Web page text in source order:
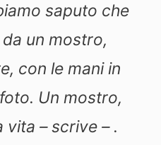
saputo che
un mostro,
con le mani in
Un mostro,
vita – scrive – .